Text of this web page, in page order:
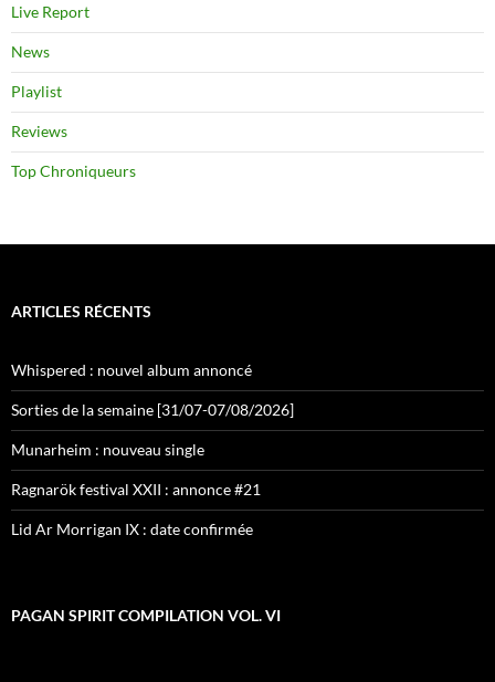
Live Report
News
Playlist
Reviews
Top Chroniqueurs
ARTICLES RÉCENTS
Whispered : nouvel album annoncé
Sorties de la semaine [31/07-07/08/2026]
Munarheim : nouveau single
Ragnarök festival XXII : annonce #21
Lid Ar Morrigan IX : date confirmée
PAGAN SPIRIT COMPILATION VOL. VI